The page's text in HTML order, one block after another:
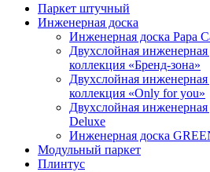
Паркет штучный
Инженерная доска
Инженерная доска Papa
Двухслойная
коллекция «Бренд-зона»
Двухслойная
коллекция «Only for you»
Двухслойная
Deluxe
Инженерная доска
Модульный паркет
Плинтус